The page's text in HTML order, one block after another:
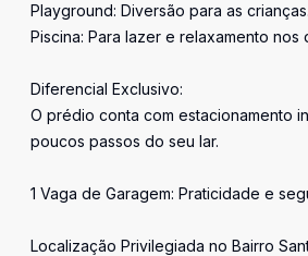
Playground: Diversão para as crianças.
Piscina: Para lazer e relaxamento nos
Diferencial Exclusivo:
O prédio conta com estacionamento
poucos passos do seu lar.
1 Vaga de Garagem: Praticidade e
Localização Privilegiada no Bairro